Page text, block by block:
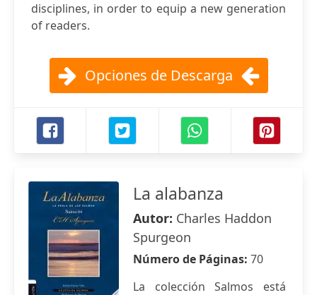
disciplines, in order to equip a new generation
of readers.
Opciones de Descarga
La alabanza
Autor: Charles Haddon
Spurgeon
Número de Páginas: 70
La colección Salmos está